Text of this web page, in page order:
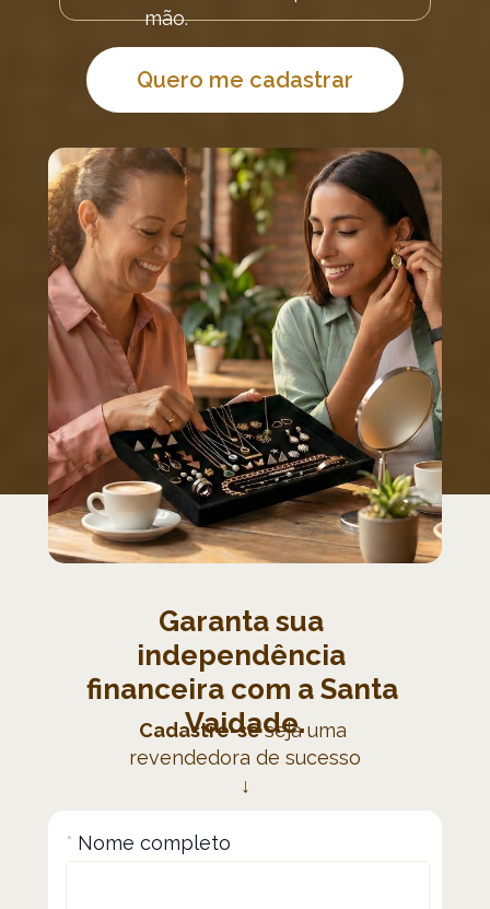
mão.
Quero me cadastrar
Garanta sua
independência
financeira com a Santa
Vaidade.
* Nome completo
Cadastre-se seja uma
revendedora de sucesso
↓